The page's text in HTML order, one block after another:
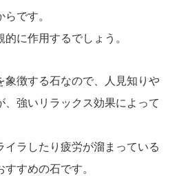
です。
に作用するでしょう。
象徴する石なので、人見知りや
、強いリラックス効果によって
イラしたり疲労が溜まっている
すめの石です。